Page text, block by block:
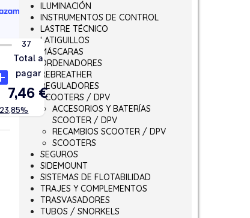
ILUMINACIÓN
INSTRUMENTOS DE CONTROL
LASTRE TÉCNICO
LATIGUILLOS
MÁSCARAS
ORDENADORES
REBREATHER
REGULADORES
SCOOTERS / DPV
ACCESORIOS Y BATERÍAS
SCOOTER / DPV
RECAMBIOS SCOOTER / DPV
SCOOTERS
SEGUROS
SIDEMOUNT
SISTEMAS DE FLOTABILIDAD
TRAJES Y COMPLEMENTOS
TRASVASADORES
TUBOS / SNORKELS